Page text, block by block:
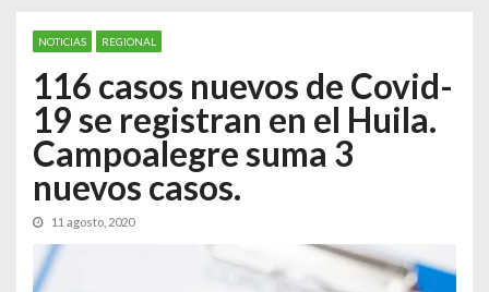
NOTICIAS REGIONAL
116 casos nuevos de Covid-
19 se registran en el Huila.
Campoalegre suma 3
nuevos casos.
11 agosto, 2020